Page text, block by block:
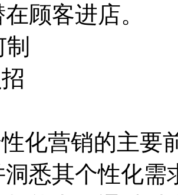
顾客进店。
化营销的主要
洞悉其个性化